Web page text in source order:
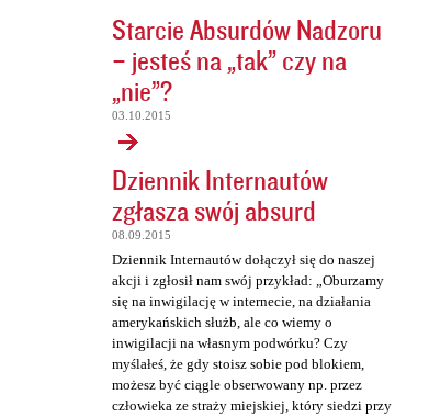
Starcie Absurdów Nadzoru
– jesteś na „tak” czy na
„nie”?
03.10.2015
Dziennik Internautów
zgłasza swój absurd
08.09.2015
Dziennik Internautów dołączył się do naszej
akcji i zgłosił nam swój przykład: „Oburzamy
się na inwigilację w internecie, na działania
amerykańskich służb, ale co wiemy o
inwigilacji na własnym podwórku? Czy
myślałeś, że gdy stoisz sobie pod blokiem,
możesz być ciągle obserwowany np. przez
człowieka ze straży miejskiej, który siedzi przy